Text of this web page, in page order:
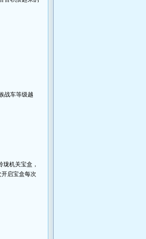
战车等级越
机关宝盒，
启宝盒每次